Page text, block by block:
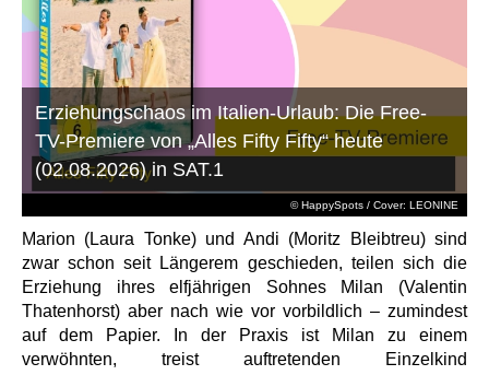
© HappySpots / Cover: LEONINE
Erziehungschaos im Italien-Urlaub: Die Free-
TV-Premiere von „Alles Fifty Fifty“ heute
(02.08.2026) in SAT.1
Marion (Laura Tonke) und Andi (Moritz Bleibtreu) sind
zwar schon seit Längerem geschieden, teilen sich die
Erziehung ihres elfjährigen Sohnes Milan (Valentin
Thatenhorst) aber nach wie vor vorbildlich – zumindest
auf dem Papier. In der Praxis ist Milan zu einem
verwöhnten, treist auftretenden Einzelkind